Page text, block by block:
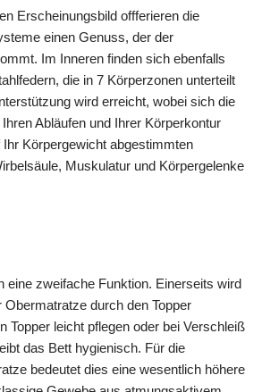
Erscheinungsbild offferieren die
einen Genuss, der der
Im Inneren finden sich ebenfalls
die in 7 Körperzonen unterteilt
wird erreicht, wobei sich die
Abläufen und Ihrer Körperkontur
Körpergewicht abgestimmten
Muskulatur und Körpergelenke
eine zweifache Funktion. Einerseits wird
durch den Topper
Topper leicht pflegen oder bei Verschleiß
das Bett hygienisch. Für die
bedeutet dies eine wesentlich höhere